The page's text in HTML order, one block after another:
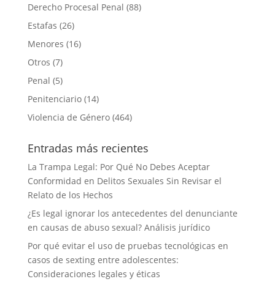
Derecho Procesal Penal (88)
Estafas (26)
Menores (16)
Otros (7)
Penal (5)
Penitenciario(14)
Violencia de Género(464)
Entradas más recientes
La Trampa Legal: Por Qué No Debes Aceptar
Conformidad en Delitos Sexuales Sin Revisar el
Relato de los Hechos
¿Es legal ignorar los antecedentes del denunciante
en causas de abuso sexual? Análisis jurídico
Por qué evitar el uso de pruebas tecnológicas en
casos de sexting entre adolescentes:
Consideraciones legales y éticas